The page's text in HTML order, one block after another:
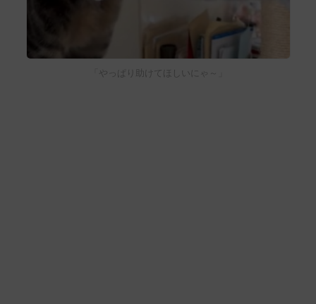
「やっぱり助けてほしいにゃ～」